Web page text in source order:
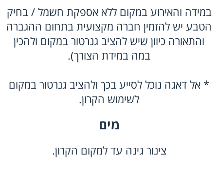
במידה והאירוע במקום ללא אספקת חשמל / בחיק
הטבע יש להזמין חברה מקצועית בתחום ההגברה
והתאורה כיוון שיש להציב גנרטור במקום ולהכין
במה במידת הצורך).
* אל דאגה נוכל לסייע בכך ולהציב גנרטור במקום
לשימוש הקרון.
מים
צינור גינה עד למקום הקרון.